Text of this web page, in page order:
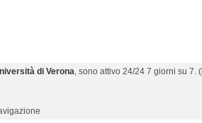
di Verona, sono attivo 24/24 7 giorni su 7. (